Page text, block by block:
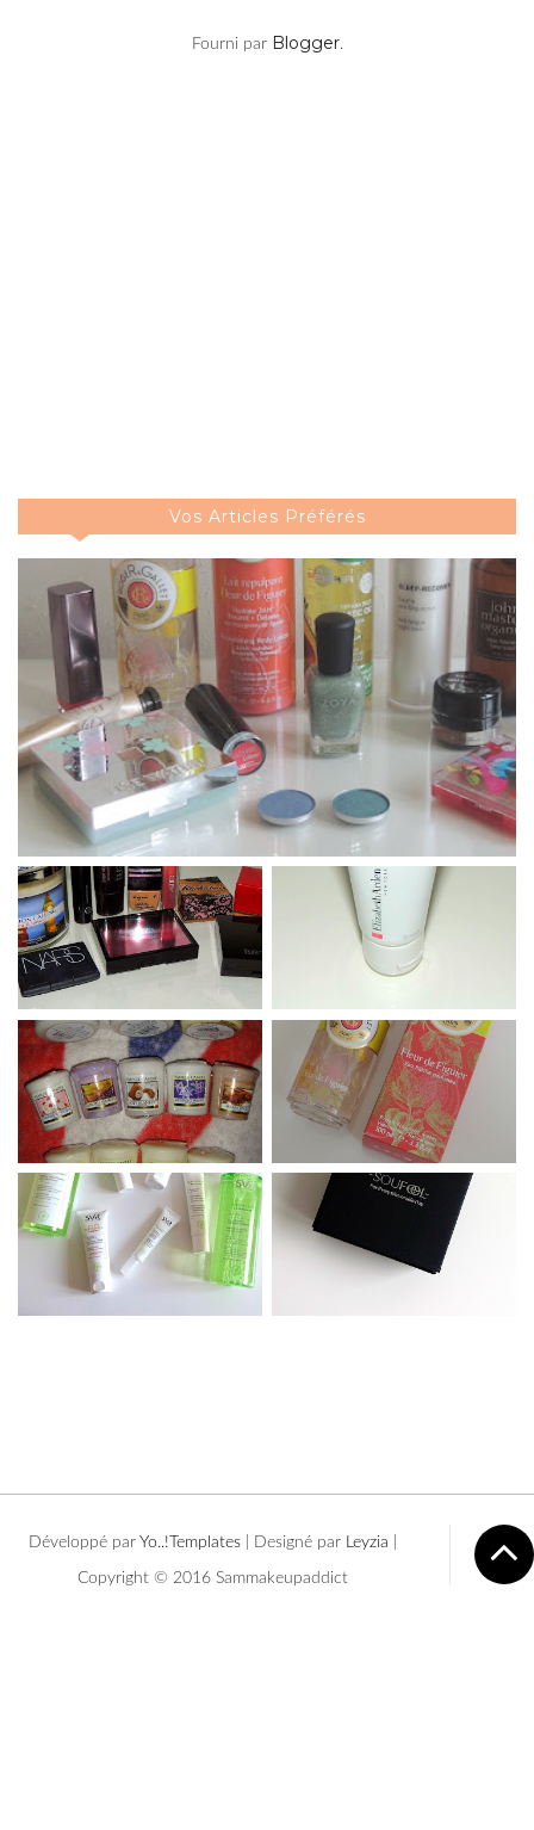
Fourni par Blogger.
Vos Articles Préférés
Développé par Yo..!Templates | Designé par Leyzia
Copyright © 2016 Sammakeupaddict